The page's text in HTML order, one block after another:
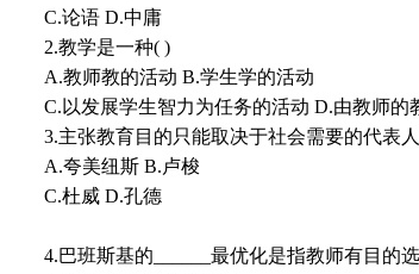
C.论语 D.中庸
2.教学是一种( )
A.教师教的活动 B.学生学的活动
C.以发展学生智力为任务的活动 D.由教师
3.主张教育目的只能取决于社会需要的代表
A.夸美纽斯 B.卢梭
C.杜威 D.孔德
4.巴班斯基的______最优化是指教师有目的